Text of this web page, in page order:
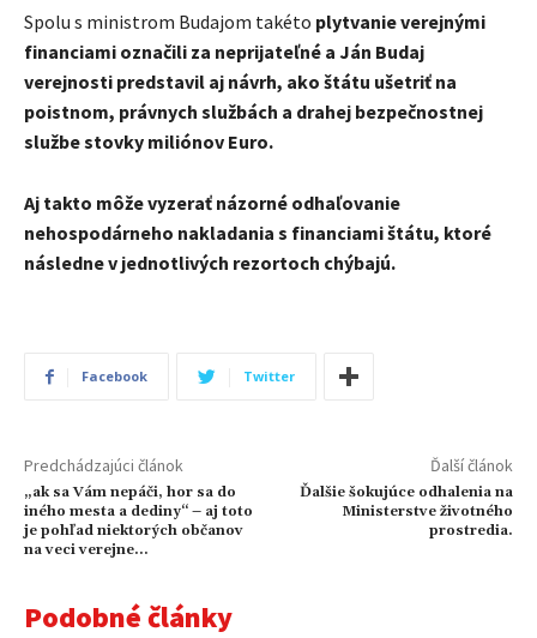
Spolu s ministrom Budajom takéto plytvanie verejnými
financiami označili za neprijateľné a Ján Budaj
verejnosti predstavil aj návrh, ako štátu ušetriť na
poistnom, právnych službách a drahej bezpečnostnej
službe stovky miliónov Euro.
Aj takto môže vyzerať názorné odhaľovanie
nehospodárneho nakladania s financiami štátu, ktoré
následne v jednotlivých rezortoch chýbajú.
Facebook Twitter
Predchádzajúci článok
„ak sa Vám nepáči, hor sa do
iného mesta a dediny“ – aj toto
je pohľad niektorých občanov
na veci verejne…
Ďalší článok
Ďalšie šokujúce odhalenia na
Ministerstve životného
prostredia.
Podobné články